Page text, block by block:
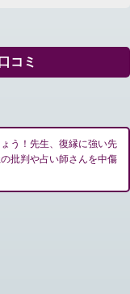
コミ
う！先生、復縁に強い先
批判や占い師さんを中傷